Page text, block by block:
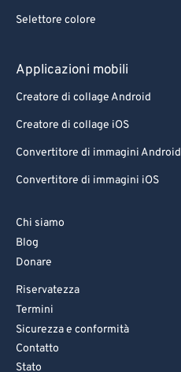
Selettore colore
Applicazioni mobili
Creatore di collage Android
Creatore di collage iOS
Convertitore di immagini Android
Convertitore di immagini iOS
Chi siamo
Blog
Donare
Riservatezza
Termini
Sicurezza e conformità
Contatto
Stato